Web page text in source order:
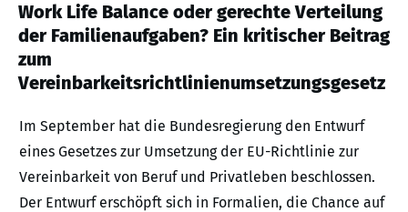
Work Life Balance oder gerechte Verteilung
der Familienaufgaben? Ein kritischer Beitrag
zum
Vereinbarkeitsrichtlinienumsetzungsgesetz
Im September hat die Bundesregierung den Entwurf
eines Gesetzes zur Umsetzung der EU-Richtlinie zur
Vereinbarkeit von Beruf und Privatleben beschlossen.
Der Entwurf erschöpft sich in Formalien, die Chance auf